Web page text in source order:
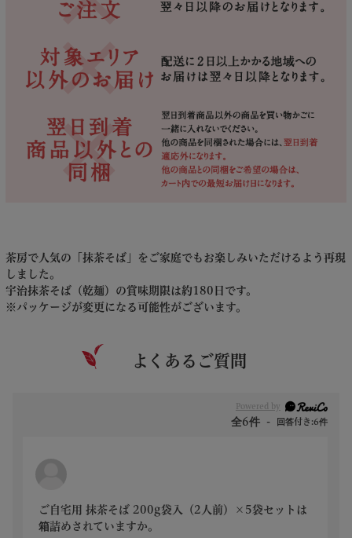
茶房で人気の「抹茶そば」をご家庭でもお楽しみいただけるよう再現
しました。
宇治抹茶そば（乾麺）の賞味期限は約180日です。
※パッケージが変更になる可能性がございます。
よくあるご質問
Powered by
全6件 回答付き:6件
ご自宅用 抹茶そば 200g袋入（2人前）×5袋セットは
箱詰めされていますか。